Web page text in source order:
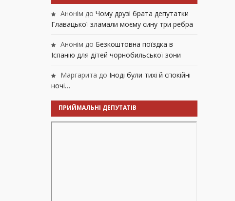
Анонім до Чому друзі брата депутатки
Главацької зламали моєму сину три ребра
Анонім до Безкоштовна поїздка в
Іспанію для дітей чорнобильської зони
Маргарита до Іноді були тихі й спокійні
ночі…
ПРИЙМАЛЬНІ ДЕПУТАТІВ